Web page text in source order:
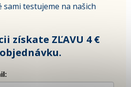
sami testujeme na našich
získate ZĽAVU 4 €